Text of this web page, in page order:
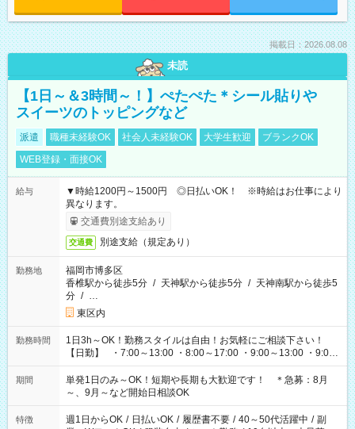
掲載日：2026.08.08
未読
【1日～＆3時間～！】ぺたぺた＊シール貼りや
スイーツのトッピングなど
派遣 職種未経験OK 社会人未経験OK 大学生歓迎
ブランクOK
WEB登録・面接OK
給与
▼時給1200円～1500円 ◎日払いOK！ ※時給はお仕事により
異なります。
交通費別途支給あり
交通費 別途支給（規定あり）
勤務地
福岡市博多区
香椎駅から徒歩5分 / 天神駅から徒歩5分 / 天神南駅から徒歩5
分 / …
東区内
勤務時間
1日3h～OK！勤務スタイルは自由！お気軽にご相談下さい！
【日勤】 ・7:00～13:00 ・8:00～17:00 ・9:00～13:00 ・9:00
～18:00 ・10:00～19:00 ・13:00～18:00 ・15:00～20:00 ・
16:00～19:00 【夜勤】 ・17:00～21:00 ・18:00～23:00 ・
21:00～翌6:00 ・23:00～翌8:00 など（他時間多数あり！）
期間
単発1日のみ～OK！短期や長期も大歓迎です！ ＊急募：8月
～、9月～など開始日相談OK
特徴 週1日からOK / 日払いOK / 履歴書不要 / 40～50代活躍中 / 副